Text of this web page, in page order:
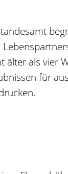
älter als vier
für